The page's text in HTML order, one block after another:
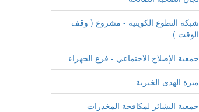
شبكة التطوع الكويتية - مشروع ( وقف
الوقت )
جمعية الإصلاح الاجتماعي - فرع الجهراء
مبرة الهدى الخيرية
جمعية البشائر لمكافحة المخدرات